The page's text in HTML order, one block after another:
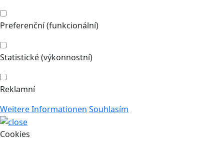
Preferenční (funkcionální)
Statistické (výkonnostní)
Reklamní
Weitere Informationen Souhlasím
Cookies